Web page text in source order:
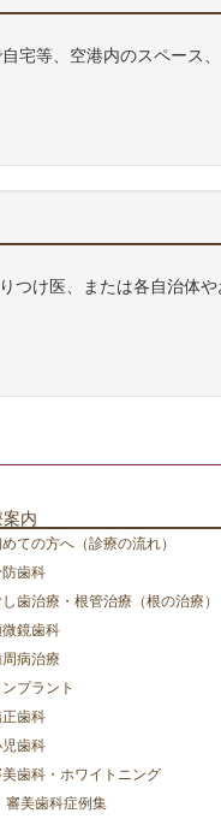
宅等、空港内のスペース
け医、または各自治体
内
ての方へ（診療の流れ）
歯科
歯治療・根管治療（根の治療）
鏡歯科
病治療
ンプラント
歯科
歯科
歯科・ホワイトニング
審美歯科症例集